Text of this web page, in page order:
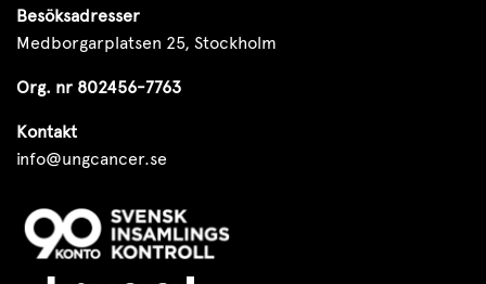
Besöksadresser
Medborgarplatsen 25, Stockholm
Org. nr 802456-7763
Kontakt
info@ungcancer.se